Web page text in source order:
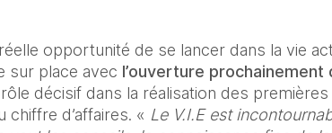
opportunité de se lancer dans la vie
sur place avec l’ouverture prochainement
décisif dans la réalisation des premières
chiffre d’affaires. « Le V.I.E est